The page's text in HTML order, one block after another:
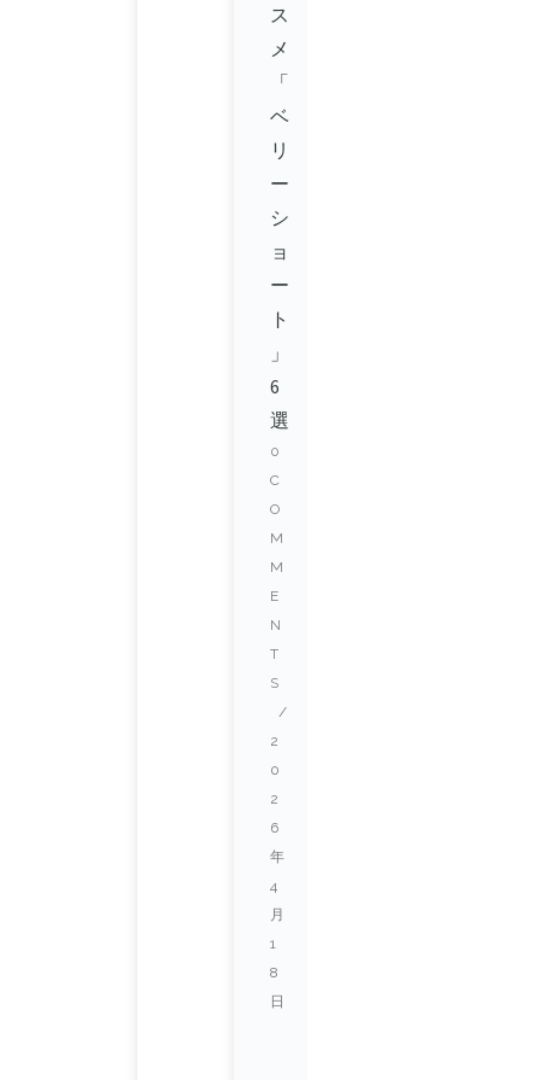
ス
メ
「
ベ
リ
ー
シ
ョ
ー
ト
」
6
選
0
C
O
M
M
E
N
T
S
/
2
0
2
6
年
4
月
1
8
日